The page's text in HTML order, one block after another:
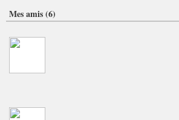
Mes amis (6)